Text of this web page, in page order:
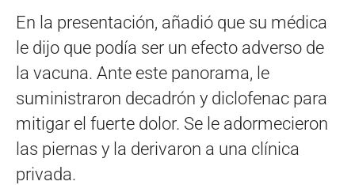
En la presentación, añadió que su médica
le dijo que podía ser un efecto adverso de
la vacuna. Ante este panorama, le
suministraron decadrón y diclofenac para
mitigar el fuerte dolor. Se le adormecieron
las piernas y la derivaron a una clínica
privada.